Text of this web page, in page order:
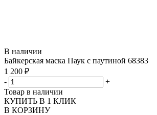
В наличии
Байкерская маска Паук с паутиной 68383
1 200 ₽
-
+
Товар в наличии
КУПИТЬ В 1 КЛИК
В КОРЗИНУ